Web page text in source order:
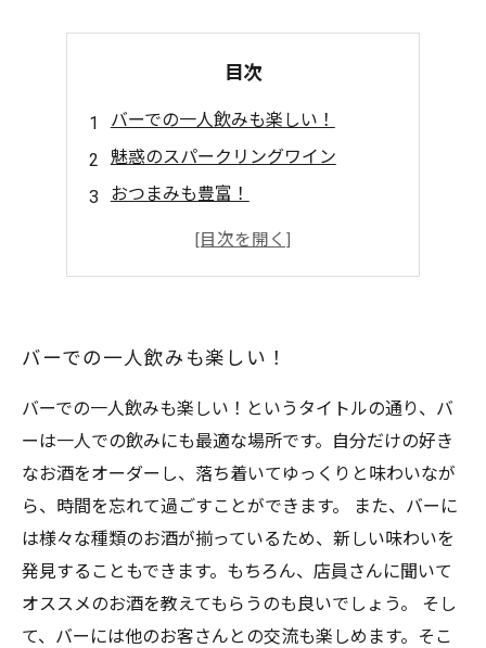
目次
バーでの一人飲みも楽しい！
魅惑のスパークリングワイン
おつまみも豊富！
定番カクテルから珍しいお酒まで
バーでの一人飲みも楽しい！
バーでの一人飲みも楽しい！というタイトルの通り、バ
ーは一人での飲みにも最適な場所です。自分だけの好き
なお酒をオーダーし、落ち着いてゆっくりと味わいなが
ら、時間を忘れて過ごすことができます。 また、バーに
は様々な種類のお酒が揃っているため、新しい味わいを
発見することもできます。もちろん、店員さんに聞いて
オススメのお酒を教えてもらうのも良いでしょう。 そし
て、バーには他のお客さんとの交流も楽しめます。そこ